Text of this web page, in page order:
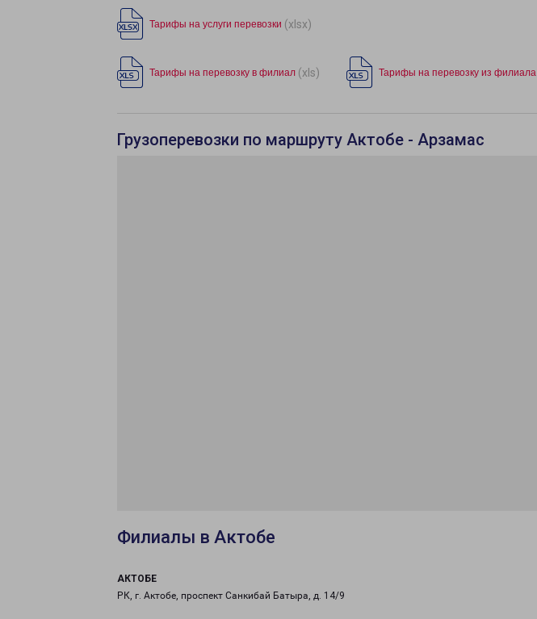
Тарифы на услуги перевозки (xlsx)
Тарифы на перевозку в филиал (xls) Тарифы на перевозку из филиала
Грузоперевозки по маршруту Актобе - Арзамас
Филиалы в Актобе
АКТОБЕ
РК, г. Актобе, проспект Санкибай Батыра, д. 14/9